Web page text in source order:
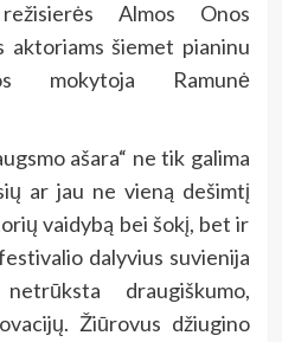
Almos Onos
aktoriams šiemet pianinu
mokytoja Ramunė
ašara“ ne tik galima
ar jau ne vieną dešimtį
vaidybą bei šokį, bet ir
dalyvius suvienija
draugiškumo,
Žiūrovus džiugino